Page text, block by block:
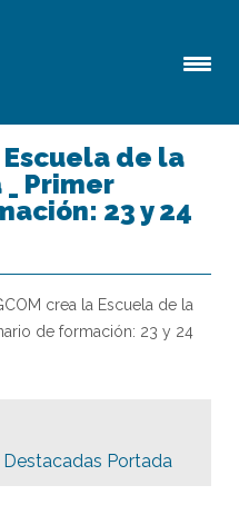
Escuela de la
Primer
23 y 24
crea la Escuela de la
de formación: 23 y 24
Destacadas Portada